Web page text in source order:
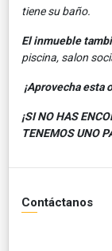
tiene su baño.
El inmueble
piscina, salon
¡Aprovecha esta
¡SI NO HAS
TENEMOS UNO
Contáctanos